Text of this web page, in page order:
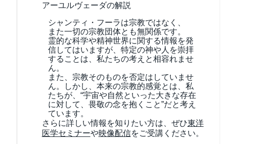
アーユルヴェーダの解説
シャンティ・フーラは宗教ではなく、
また一切の宗教団体とも無関係です。
霊的な科学や精神世界に関する情報を発
信してはいますが、特定の神や人を崇拝
することは、私たちの考えと相容れませ
ん。
また、宗教そのものを否定はしていませ
ん。しかし、本来の宗教的感覚とは、私
たちが、“宇宙や自然といった大きな存在
に対して、畏敬の念を抱くこと”だと考え
ています。
さらに詳しい情報を知りたい方は、ぜひ東洋
医学セミナーや映像配信をご受講ください。